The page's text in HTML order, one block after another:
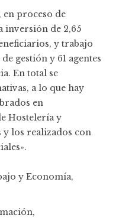
en proceso de
inversión de 2,65
y trabajo
gestión y 61 agentes
En total se
a lo que hay
en
Hostelería y
los realizados con
y Economía,
,